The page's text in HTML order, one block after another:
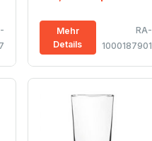
Mehr
Details
RA-
1000187901